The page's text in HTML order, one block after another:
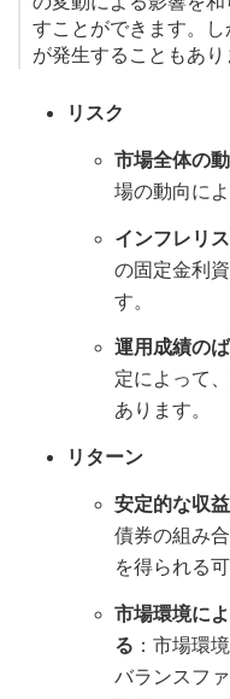
すことができます。
が発生することもあり
リスク
市場全体の
場の動向に
インフレリ
の固定金利
す。
運用成績の
定によって
あります。
リターン
安定的な収
債券の組み
を得られる
市場環境に
る ：市場環
バランスフ